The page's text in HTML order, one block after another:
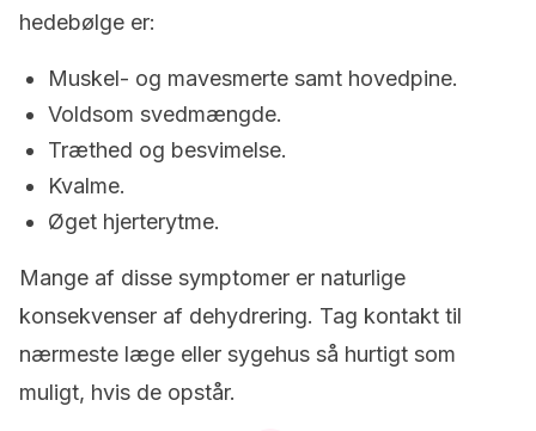
hedebølge er:
Muskel- og mavesmerte samt hovedpine.
Voldsom svedmængde.
Træthed og besvimelse.
Kvalme.
Øget hjerterytme.
Mange af disse symptomer er naturlige
konsekvenser af dehydrering. Tag kontakt til
nærmeste læge eller sygehus så hurtigt som
muligt, hvis de opstår.